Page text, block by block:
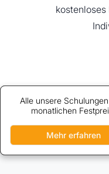
Credits bieten
Zugang zu unseren
Mehr erfahren
Alle unsere
monatlichen
Mehr erfahren